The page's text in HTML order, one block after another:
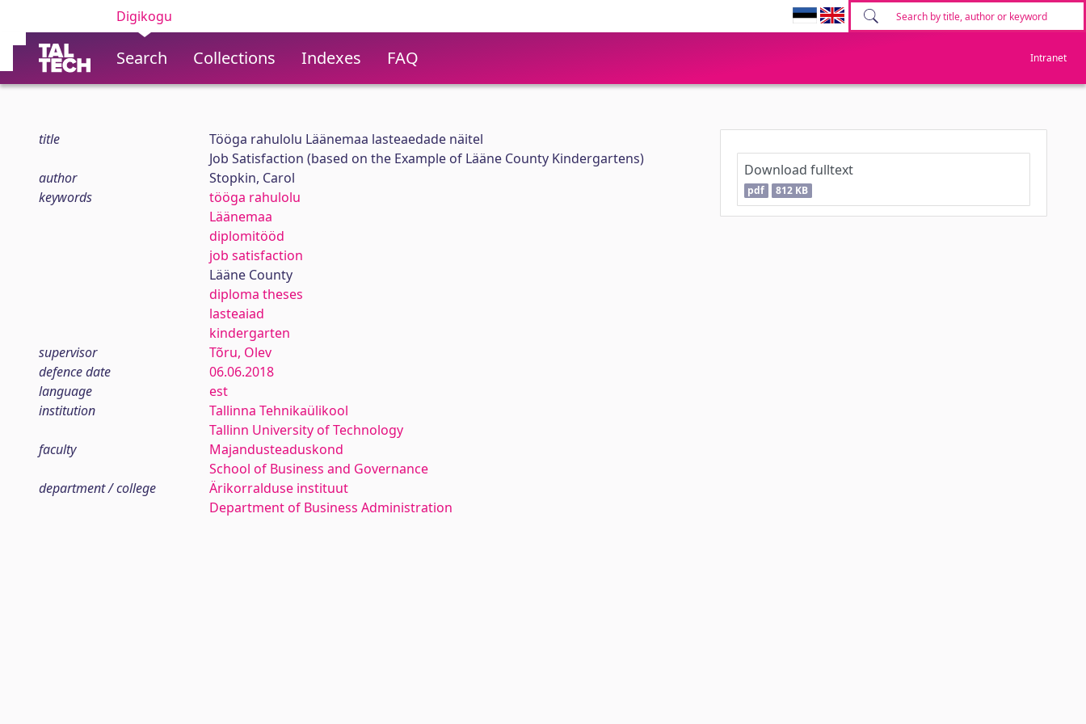
Digikogu
Search Collections Indexes FAQ Intranet
title
Tööga rahulolu Läänemaa lasteaedade näitel
Job Satisfaction (based on the Example of Lääne County Kindergartens)
author
Stopkin, Carol
keywords
tööga rahulolu
Läänemaa
diplomitööd
job satisfaction
Lääne County
diploma theses
lasteaiad
kindergarten
supervisor
Tõru, Olev
defence date
06.06.2018
language
est
institution
Tallinna Tehnikaülikool
Tallinn University of Technology
faculty
Majandusteaduskond
School of Business and Governance
department / college
Ärikorralduse instituut
Department of Business Administration
Download fulltext
pdf 812 KB